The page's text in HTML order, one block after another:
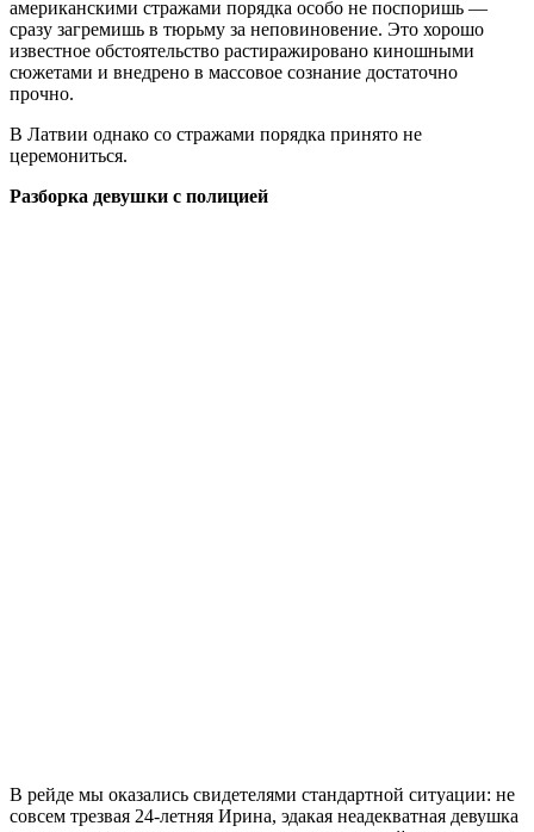
американскими стражами порядка особо не поспоришь —
сразу загремишь в тюрьму за неповиновение. Это хорошо
известное обстоятельство растиражировано киношными
сюжетами и внедрено в массовое сознание достаточно
прочно.
В Латвии однако со стражами порядка принято не
церемониться.
Разборка девушки с полицией
В рейде мы оказались свидетелями стандартной ситуации: не
совсем трезвая 24-летняя Ирина, эдакая неадекватная девушка